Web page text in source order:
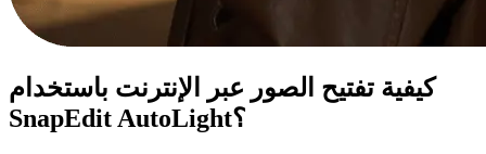
كيفية تفتيح الصور عبر الإنترنت باستخدام
SnapEdit AutoLight؟